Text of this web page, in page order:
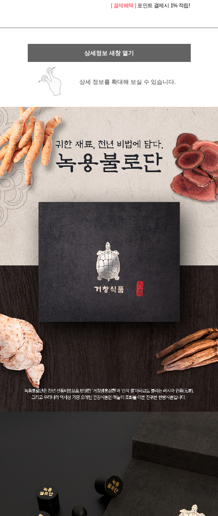
페이코 ID로 페
PAYCO 바로구
[ 결제혜택 ] 포인트 결제시 1% 적립!
상세정보 새창 열기
상세 정보를 확대해 보실 수 있습니다.